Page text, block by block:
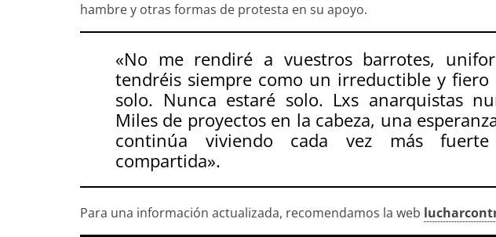
hambre y otras formas de protesta en su apoyo.
«No me rendiré a vuestros barrotes,
tendréis siempre como un irreductible y fiero
solo. Nunca estaré solo. Lxs anarquistas
Miles de proyectos en la cabeza, una
continúa viviendo cada vez más
compartida».
Para una información actualizada, recomendamos la web